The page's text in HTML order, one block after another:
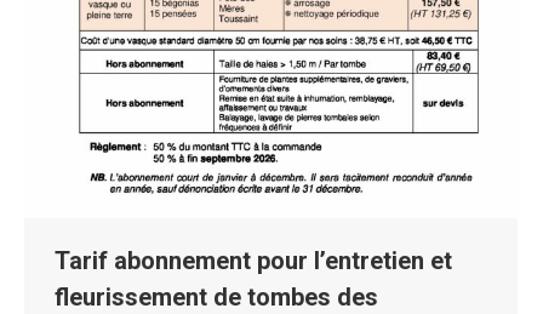
Tarif abonnement pour l’entretien et
fleurissement de tombes des